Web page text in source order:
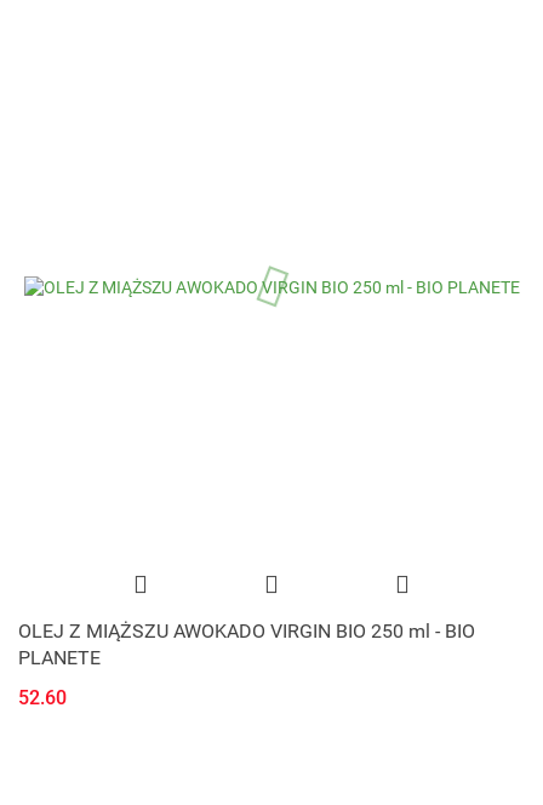
OLEJ Z MIĄŻSZU AWOKADO VIRGIN BIO 250 ml - BIO
PLANETE
52.60